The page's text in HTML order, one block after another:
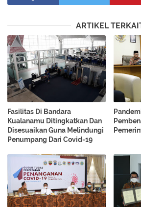
ARTIKEL
Fasilitas Di Bandara
Kualanamu Ditingkatkan Dan
Disesuaikan Guna Melindungi
Penumpang Dari Covid-19